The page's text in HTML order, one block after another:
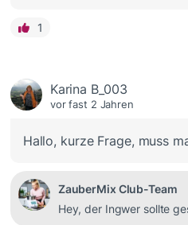
1
Karina B_003
vor fast 2 Jahren
Hallo, kurze Frage, muss
ZauberMix Club-Team
Hey, der Ingwer sollte